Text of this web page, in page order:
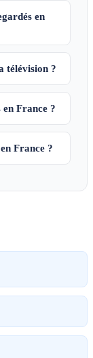
en
télévision ?
en France ?
France ?